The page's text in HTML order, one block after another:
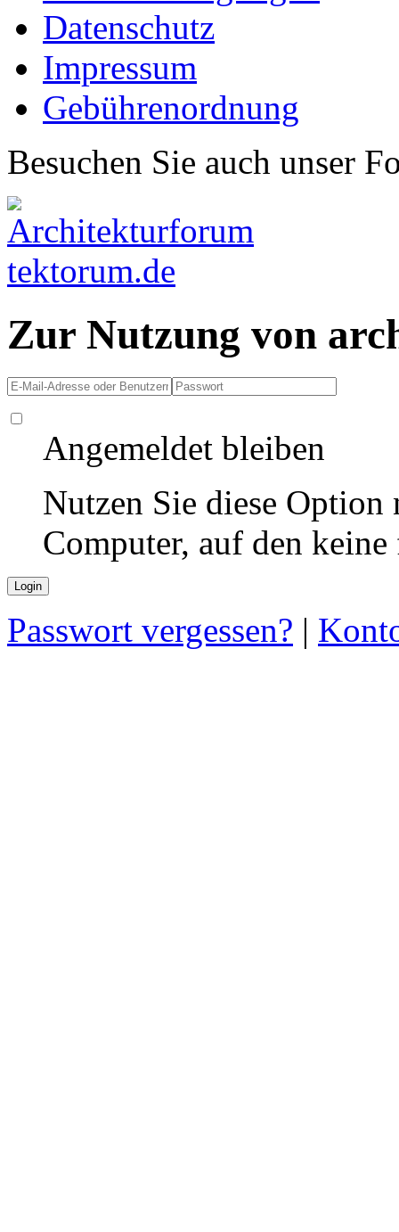
Datenschutz
Impressum
Gebührenordnung
Besuchen Sie auch unser
Zur Nutzung von
Angemeldet bleiben
Nutzen Sie diese
Computer, auf den
Passwort vergessen? |